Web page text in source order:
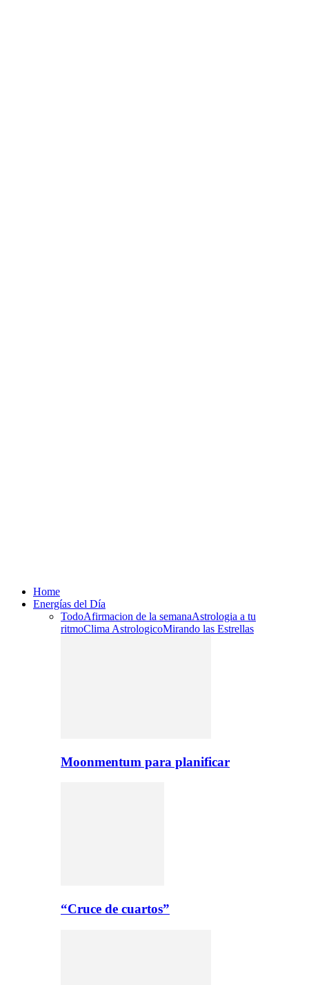
Home
Energías del Día
TodoAfirmacion de la semanaAstrologia a tu
ritmoClima AstrologicoMirando las Estrellas
Moonmentum para planificar
“Cruce de cuartos”